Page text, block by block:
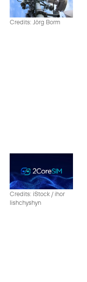
Credits: Jörg Borm
Credits: iStock / ihor
lishchyshyn